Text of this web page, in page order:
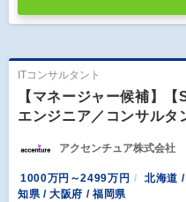
ITコンサルタント
【マネージャー候補】
エンジニア／コンサルタ
アクセンチュア株式会社
1000万円～2499万円
北海道
知県 / 大阪府 / 福岡県